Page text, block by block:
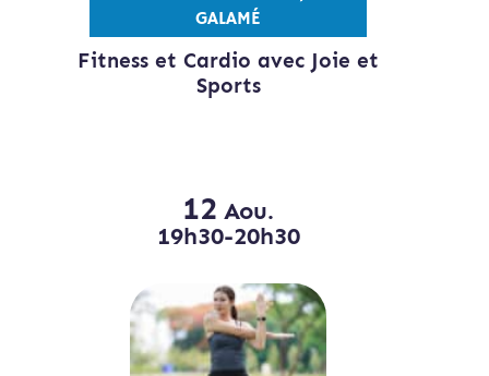
GALAMÉ
Fitness et Cardio avec Joie et
Sports
12 Aou.
19h30-20h30